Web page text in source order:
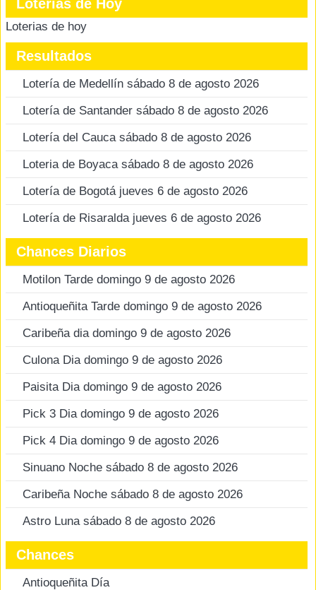
Loterias de Hoy
Loterias de hoy
Resultados
Lotería de Medellín sábado 8 de agosto 2026
Lotería de Santander sábado 8 de agosto 2026
Lotería del Cauca sábado 8 de agosto 2026
Loteria de Boyaca sábado 8 de agosto 2026
Lotería de Bogotá jueves 6 de agosto 2026
Lotería de Risaralda jueves 6 de agosto 2026
Chances Diarios
Motilon Tarde domingo 9 de agosto 2026
Antioqueñita Tarde domingo 9 de agosto 2026
Caribeña dia domingo 9 de agosto 2026
Culona Dia domingo 9 de agosto 2026
Paisita Dia domingo 9 de agosto 2026
Pick 3 Dia domingo 9 de agosto 2026
Pick 4 Dia domingo 9 de agosto 2026
Sinuano Noche sábado 8 de agosto 2026
Caribeña Noche sábado 8 de agosto 2026
Astro Luna sábado 8 de agosto 2026
Chances
Antioqueñita Día